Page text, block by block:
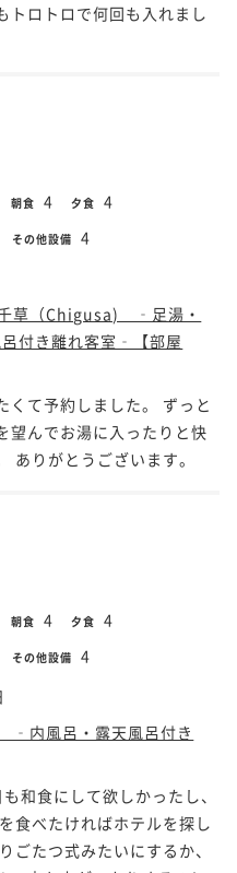
トロトロで何回も入れまし
朝食 4 夕食 4
その他設備 4
草（Chigusa) ‐足湯・
付き離れ客室‐【部屋
くて予約しました。 ずっと
望んでお湯に入ったりと快
ありがとうございます。
朝食 4 夕食 4
その他設備 4
内風呂・露天風呂付き
和食にして欲しかったし、
食べたければホテルを探し
ごたつ式みたいにするか、